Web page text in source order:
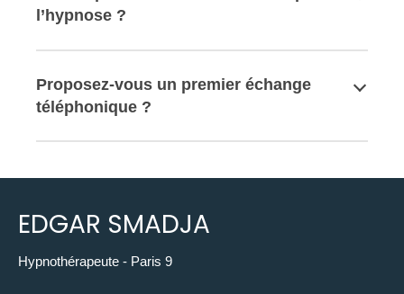
l’hypnose ?
Proposez-vous un premier échange
téléphonique ?
EDGAR SMADJA
Hypnothérapeute - Paris 9